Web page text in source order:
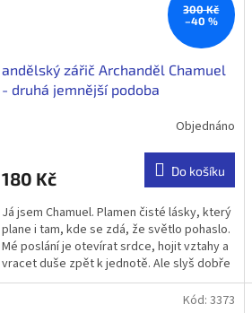
300 Kč
–40 %
andělský zářič Archanděl Chamuel
- druhá jemnější podoba
Objednáno
180 Kč Do košíku
Já jsem Chamuel. Plamen čisté lásky, který
plane i tam, kde se zdá, že světlo pohaslo.
Mé poslání je otevírat srdce, hojit vztahy a
vracet duše zpět k jednotě. Ale slyš dobře
—...
Kód: 3373